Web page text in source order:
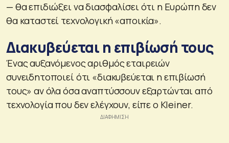
— θα επιδιώξει να διασφαλίσει ότι η Ευρώπη δεν
θα καταστεί τεχνολογική «αποικία».
Διακυβεύεται η επιβίωσή τους
Ένας αυξανόμενος αριθμός εταιρειών
συνειδητοποιεί ότι «διακυβεύεται η επιβίωσή
τους» αν όλα όσα αναπτύσσουν εξαρτώνται από
τεχνολογία που δεν ελέγχουν, είπε ο Kleiner.